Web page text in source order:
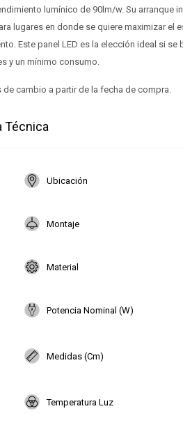
lumínico de 90lm/w. Su arranque
lugares en donde se quiere maximizar el
Este panel LED es la elección ideal si se
y un mínimo consumo.
cambio a partir de la fecha de compra.
Técnica
Ubicación
Montaje
Material
Potencia Nominal (W)
Medidas (Cm)
Temperatura Luz